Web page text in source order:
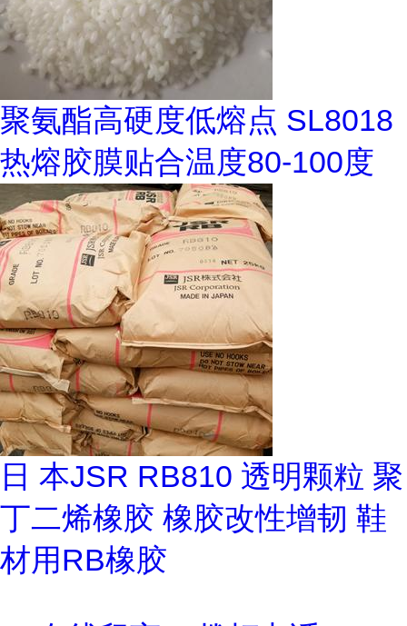
聚氨酯高硬度低熔点 SL8018
热熔胶膜贴合温度80-100度
日 本JSR RB810 透明颗粒 聚
丁二烯橡胶 橡胶改性增韧 鞋
材用RB橡胶